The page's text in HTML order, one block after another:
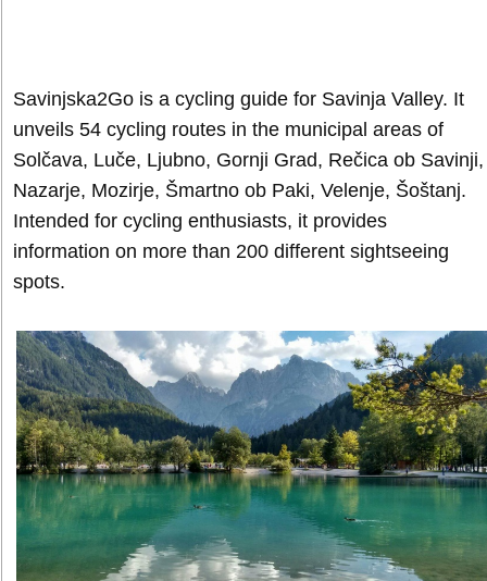
Savinjska2Go is a cycling guide for Savinja Valley. It
unveils 54 cycling routes in the municipal areas of
Solčava, Luče, Ljubno, Gornji Grad, Rečica ob Savinji,
Nazarje, Mozirje, Šmartno ob Paki, Velenje, Šoštanj.
Intended for cycling enthusiasts, it provides
information on more than 200 different sightseeing
spots.